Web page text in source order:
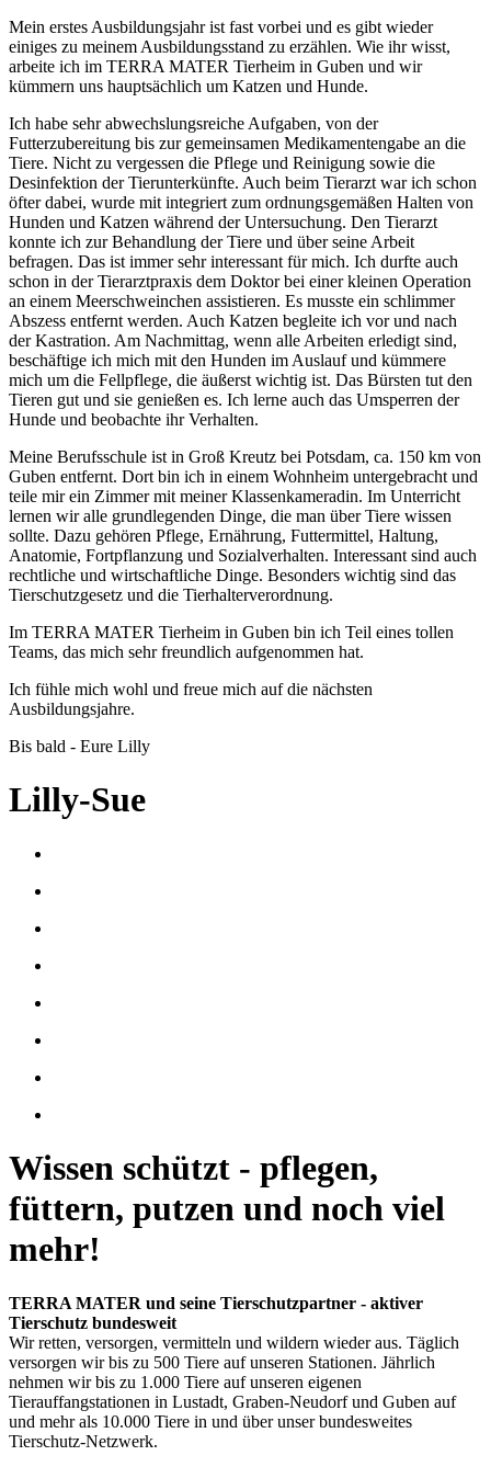
Mein erstes Ausbildungsjahr ist fast vorbei und es gibt wieder
einiges zu meinem Ausbildungsstand zu erzählen. Wie ihr wisst,
arbeite ich im TERRA MATER Tierheim in Guben und wir
kümmern uns hauptsächlich um Katzen und Hunde.
Ich habe sehr abwechslungsreiche Aufgaben, von der
Futterzubereitung bis zur gemeinsamen Medikamentengabe an die
Tiere. Nicht zu vergessen die Pflege und Reinigung sowie die
Desinfektion der Tierunterkünfte. Auch beim Tierarzt war ich schon
öfter dabei, wurde mit integriert zum ordnungsgemäßen Halten von
Hunden und Katzen während der Untersuchung. Den Tierarzt
konnte ich zur Behandlung der Tiere und über seine Arbeit
befragen. Das ist immer sehr interessant für mich. Ich durfte auch
schon in der Tierarztpraxis dem Doktor bei einer kleinen Operation
an einem Meerschweinchen assistieren. Es musste ein schlimmer
Abszess entfernt werden. Auch Katzen begleite ich vor und nach
der Kastration. Am Nachmittag, wenn alle Arbeiten erledigt sind,
beschäftige ich mich mit den Hunden im Auslauf und kümmere
mich um die Fellpflege, die äußerst wichtig ist. Das Bürsten tut den
Tieren gut und sie genießen es. Ich lerne auch das Umsperren der
Hunde und beobachte ihr Verhalten.
Meine Berufsschule ist in Groß Kreutz bei Potsdam, ca. 150 km von
Guben entfernt. Dort bin ich in einem Wohnheim untergebracht und
teile mir ein Zimmer mit meiner Klassenkameradin. Im Unterricht
lernen wir alle grundlegenden Dinge, die man über Tiere wissen
sollte. Dazu gehören Pflege, Ernährung, Futtermittel, Haltung,
Anatomie, Fortpflanzung und Sozialverhalten. Interessant sind auch
rechtliche und wirtschaftliche Dinge. Besonders wichtig sind das
Tierschutzgesetz und die Tierhalterverordnung.
Im TERRA MATER Tierheim in Guben bin ich Teil eines tollen
Teams, das mich sehr freundlich aufgenommen hat.
Ich fühle mich wohl und freue mich auf die nächsten
Ausbildungsjahre.
Bis bald - Eure Lilly
Lilly-Sue
Wissen schützt - pflegen,
füttern, putzen und noch viel
mehr!
TERRA MATER und seine Tierschutzpartner - aktiver
Tierschutz bundesweit
Wir retten, versorgen, vermitteln und wildern wieder aus. Täglich
versorgen wir bis zu 500 Tiere auf unseren Stationen. Jährlich
nehmen wir bis zu 1.000 Tiere auf unseren eigenen
Tierauffangstationen in Lustadt, Graben-Neudorf und Guben auf
und mehr als 10.000 Tiere in und über unser bundesweites
Tierschutz-Netzwerk.